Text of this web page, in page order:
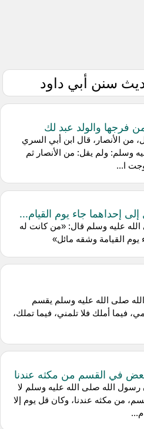
سنن أبي داود
فرجها والولد عبد لك
الأنصار، قال ابن أبي السري
وسلم: ولم يقل: من الأنصار ثم
ا...
إحداهما جاء يوم القيام...
عليه وسلم قال: «من كانت له
يوم القيامة وشقه مائل»
صلى الله عليه وسلم يقسم
فيما أملك فلا تلمني، فيما تملك،
في القسم من مكثه عندنا
الله صلى الله عليه وسلم لا
من مكثه عندنا، وكان قل يوم إلا
م...